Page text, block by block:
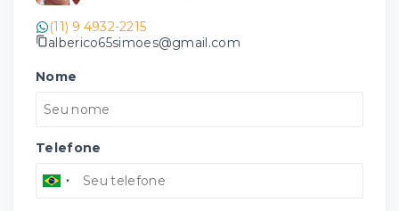
(11) 9 4932-2215
alberico65simoes@gmail.com
Nome
Telefone